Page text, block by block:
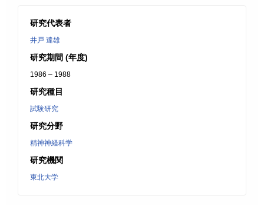
研究代表者
井戸 達雄
研究期間 (年度)
1986 – 1988
研究種目
試験研究
研究分野
精神神経科学
研究機関
東北大学